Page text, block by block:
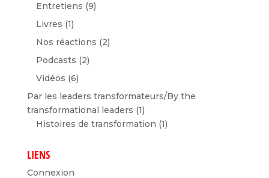
Entretiens (9)
Livres (1)
Nos réactions (2)
Podcasts (2)
Vidéos (6)
Par les leaders transformateurs/By the
transformational leaders (1)
Histoires de transformation (1)
LIENS
Connexion